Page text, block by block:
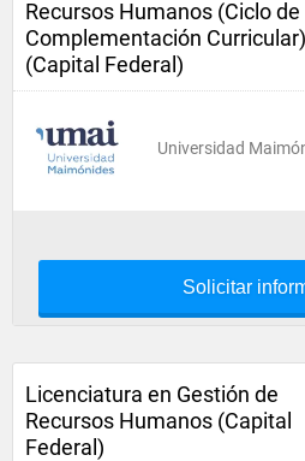
Recursos Humanos (Ciclo de
Complementación Curricular)
(Capital Federal)
Universidad
Solicitar
Licenciatura en Gestión de
Recursos Humanos (Capital
Federal)